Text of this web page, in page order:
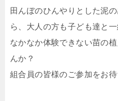
田んぼのひんやりとした泥
ら、大人の方も子ども達と
なかなか体験できない苗の
んか？
組合員の皆様のご参加をお待